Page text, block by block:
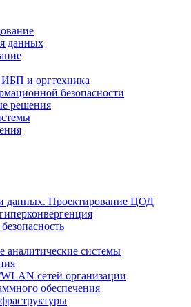
данных
и оргтехника
безопасности
решения
данных. Проектирование ЦОД
аналитические системы
сетей организации
обеспечения